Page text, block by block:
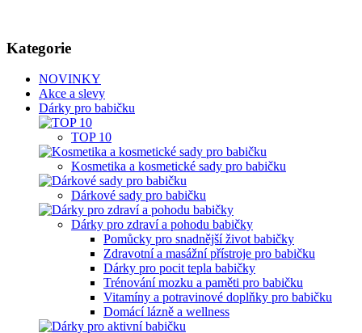
Kategorie
NOVINKY
Akce a slevy
Dárky pro babičku
TOP 10
Kosmetika a kosmetické sady pro babičku
Dárkové sady pro babičku
Dárky pro zdraví a pohodu babičky
Pomůcky pro snadnější život babičky
Zdravotní a masážní přístroje pro babičku
Dárky pro pocit tepla babičky
Trénování mozku a paměti pro babičku
Vitamíny a potravinové doplňky pro babičku
Domácí lázně a wellness